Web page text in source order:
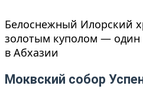
Белоснежный Илорский
золотым куполом —
в Абхазии
Моквский собор